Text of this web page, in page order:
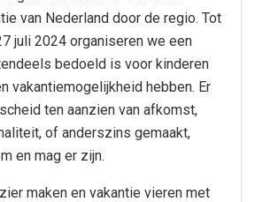
van Nederland door de regio. Tot
juli 2024 organiseren we een
bedoeld is voor kinderen
vakantiemogelijkheid hebben. Er
ten aanzien van afkomst,
of anderszins gemaakt,
en mag er zijn.
maken en vakantie vieren met